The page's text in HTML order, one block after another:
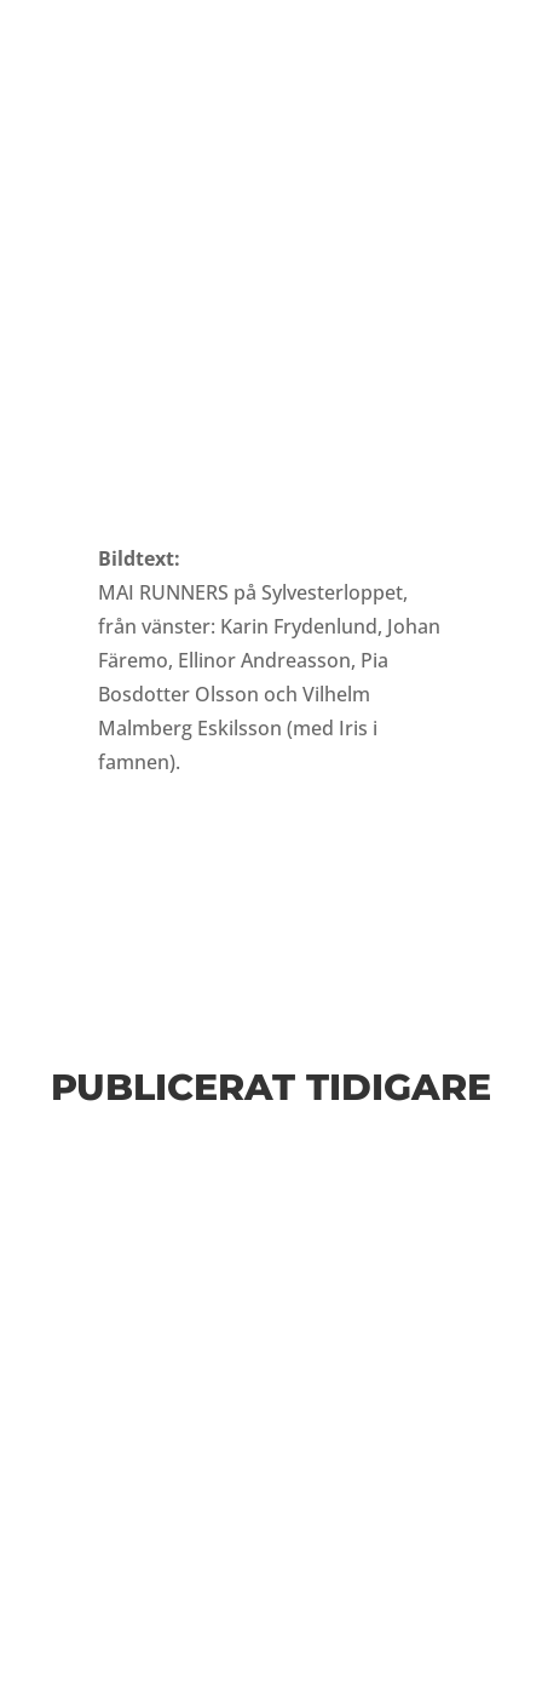
Bildtext:
MAI RUNNERS på Sylvesterloppet,
från vänster: Karin Frydenlund, Johan
Färemo, Ellinor Andreasson, Pia
Bosdotter Olsson och Vilhelm
Malmberg Eskilsson (med Iris i
famnen).
PUBLICERAT TIDIGARE